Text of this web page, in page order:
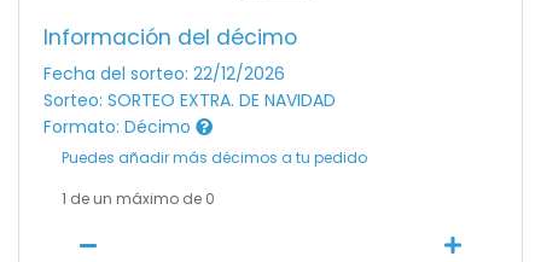
Información del décimo
Fecha del sorteo: 22/12/2026
Sorteo: SORTEO EXTRA. DE NAVIDAD
Formato: Décimo
Puedes añadir más décimos a tu pedido
1 de un máximo de 0